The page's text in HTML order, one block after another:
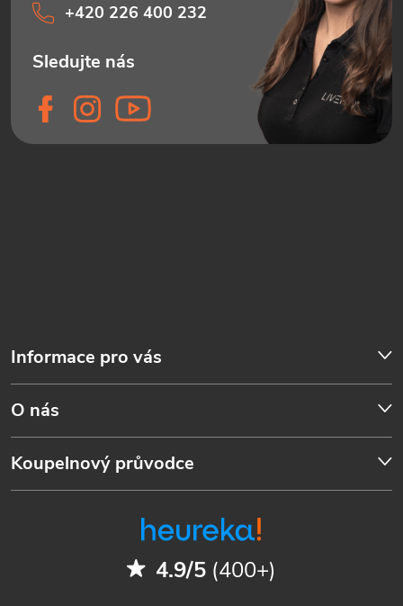
Informace pro vás
O nás
Koupelnový průvodce
+420 226 400 232
4.9/5 (400+)